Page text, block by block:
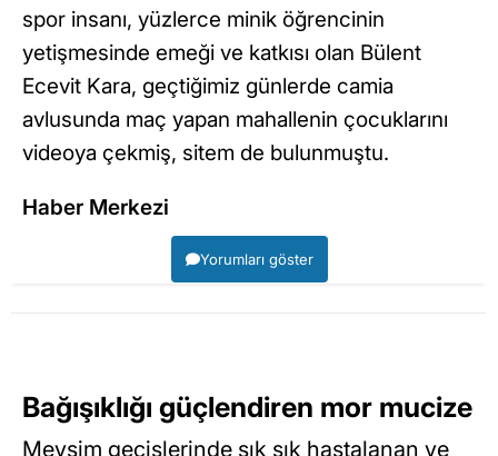
spor insanı, yüzlerce minik öğrencinin
yetişmesinde emeği ve katkısı olan Bülent
Ecevit Kara, geçtiğimiz günlerde camia
avlusunda maç yapan mahallenin çocuklarını
videoya çekmiş, sitem de bulunmuştu.
Haber Merkezi
Yorumları göster
Bağışıklığı güçlendiren mor mucize
Mevsim geçişlerinde sık sık hastalanan ve